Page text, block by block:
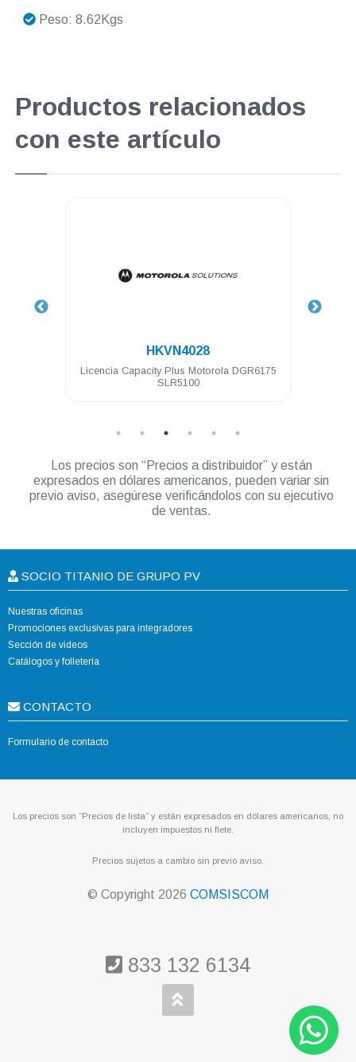
Peso: 8.62Kgs
Productos relacionados
con este artículo
HKVN4028
Licencia Capacity Plus Motorola DGR6175
SLR5100
Los precios son “Precios a distribuidor” y están
expresados en dólares americanos, pueden variar sin
previo aviso, asegúrese verificándolos con su ejecutivo
de ventas.
SOCIO TITANIO DE GRUPO PV
Nuestras oficinas
Promociones exclusivas para integradores
Sección de videos
Catálogos y folletería
CONTACTO
Formulario de contacto
Los precios son “Precios de lista” y están expresados en dólares americanos, no
incluyen impuestos ni flete.
Precios sujetos a cambio sin previo aviso.
© Copyright 2026 COMSISCOM
833 132 6134